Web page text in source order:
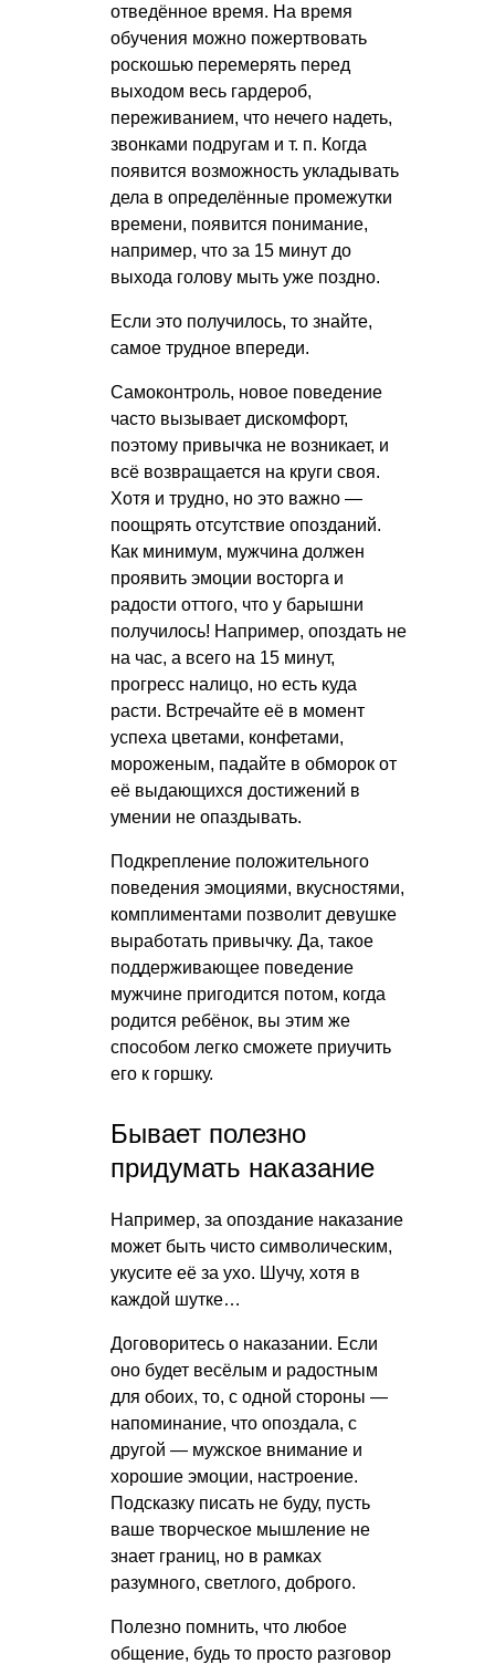
отведённое время. На время
обучения можно пожертвовать
роскошью перемерять перед
выходом весь гардероб,
переживанием, что нечего надеть,
звонками подругам и т. п. Когда
появится возможность укладывать
дела в определённые промежутки
времени, появится понимание,
например, что за 15 минут до
выхода голову мыть уже поздно.
Если это получилось, то знайте,
самое трудное впереди.
Самоконтроль, новое поведение
часто вызывает дискомфорт,
поэтому привычка не возникает, и
всё возвращается на круги своя.
Хотя и трудно, но это важно —
поощрять отсутствие опозданий.
Как минимум, мужчина должен
проявить эмоции восторга и
радости оттого, что у барышни
получилось! Например, опоздать не
на час, а всего на 15 минут,
прогресс налицо, но есть куда
расти. Встречайте её в момент
успеха цветами, конфетами,
мороженым, падайте в обморок от
её выдающихся достижений в
умении не опаздывать.
Подкрепление положительного
поведения эмоциями, вкусностями,
комплиментами позволит девушке
выработать привычку. Да, такое
поддерживающее поведение
мужчине пригодится потом, когда
родится ребёнок, вы этим же
способом легко сможете приучить
его к горшку.
Бывает полезно
придумать наказание
Например, за опоздание наказание
может быть чисто символическим,
укусите её за ухо. Шучу, хотя в
каждой шутке…
Договоритесь о наказании. Если
оно будет весёлым и радостным
для обоих, то, с одной стороны —
напоминание, что опоздала, с
другой — мужское внимание и
хорошие эмоции, настроение.
Подсказку писать не буду, пусть
ваше творческое мышление не
знает границ, но в рамках
разумного, светлого, доброго.
Полезно помнить, что любое
общение, будь то просто разговор